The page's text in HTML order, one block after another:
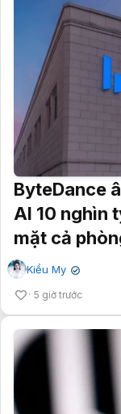
ByteDance
AI 10 nghìn
mặt cả
Kiều My ✔
5 giờ trước